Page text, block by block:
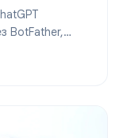
BotFather,
полное